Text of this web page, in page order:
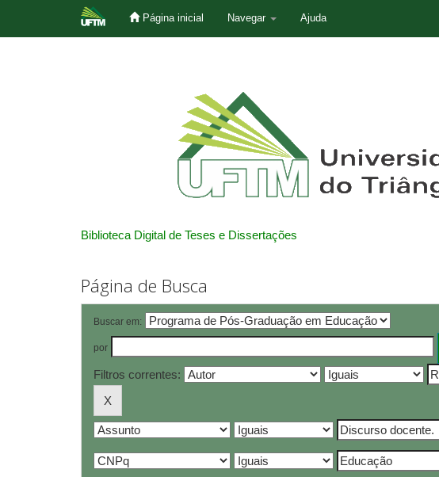
Página inicial Navegar Ajuda
Biblioteca Digital de Teses e Dissertações
Página de Busca
Buscar em:
por
Filtros correntes: